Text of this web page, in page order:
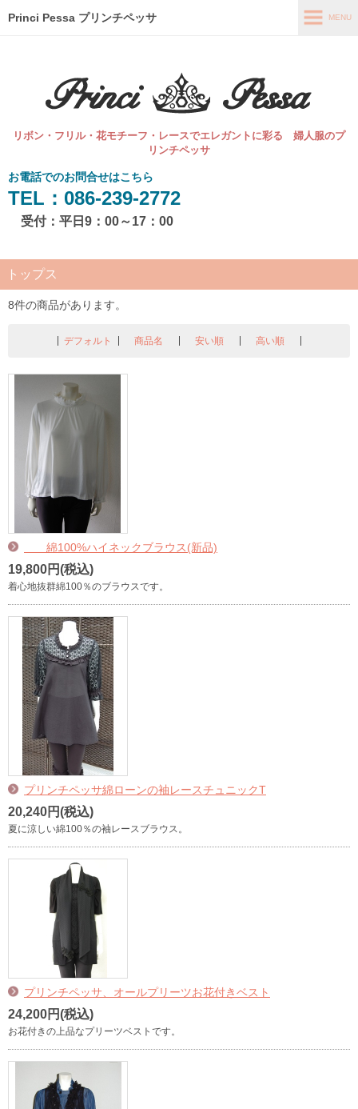
Princi Pessa プリンチペッサ
リボン・フリル・花モチーフ・レースでエレガントに彩る 婦人服のプ
リンチペッサ
お電話でのお問合せはこちら
TEL：086-239-2772
受付：平日9：00～17：00
MENU
直販オンラインショップ
最新情報
コンセプト
会社概要
トップス
8件の商品があります。
デフォルト 商品名 安い順 高い順
綿100%ハイネックブラウス(新品)
19,800円(税込)
着心地抜群綿100％のブラウスです。
プリンチペッサ綿ローンの袖レースチュニックT
20,240円(税込)
夏に涼しい綿100％の袖レースブラウス。
プリンチペッサ、オールプリーツお花付きベスト
24,200円(税込)
お花付きの上品なプリーツベストです。